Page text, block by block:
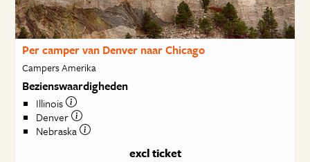
Per camper van Denver naar Chicago
Campers Amerika
Bezienswaardigheden
Illinois
Denver
Nebraska
excl ticket